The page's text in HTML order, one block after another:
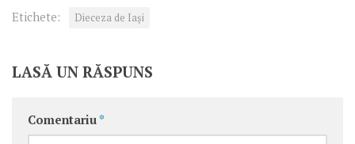
Etichete: Dieceza de Iași
LASĂ UN RĂSPUNS
Comentariu *